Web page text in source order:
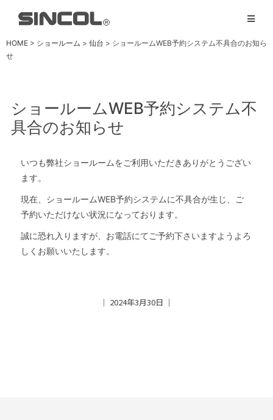
HOME > ショールーム > 仙台 > ショールームWEB予約システム不具合のお知ら
せ
ショールームWEB予約システム不
具合のお知らせ
いつも弊社ショールームをご利用いただきありがとうござい
ます。
現在、ショールームWEB予約システムに不具合が生じ、ご
予約いただけない状況になっております。
誠に恐れ入りますが、お電話にてご予約下さいますようよろ
しくお願いいたします。
│ 2024年3月30日 │